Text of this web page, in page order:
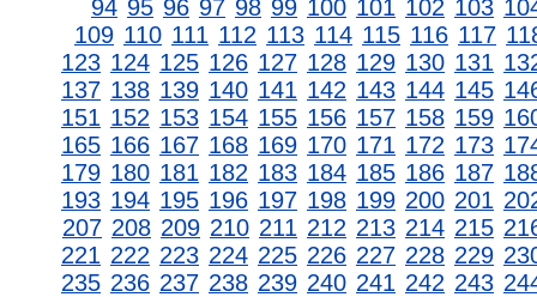
94 95 96 97 98 99 100 101 102 103
109 110 111 112 113 114 115 116 117
123 124 125 126 127 128 129 130 131
137 138 139 140 141 142 143 144 145
151 152 153 154 155 156 157 158 159
165 166 167 168 169 170 171 172 173
179 180 181 182 183 184 185 186 187
193 194 195 196 197 198 199 200 201
207 208 209 210 211 212 213 214 215
221 222 223 224 225 226 227 228 229
235 236 237 238 239 240 241 242 243